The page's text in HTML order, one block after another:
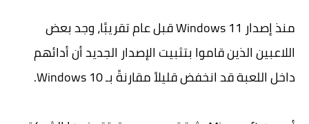
منذ إصدار Windows 11 قبل عام تقريبًا، وجد بعض
اللاعبين الذين قاموا بتثبيت الإصدار الجديد أن أدائهم
داخل اللعبة قد انخفض قليلاً مقارنةً بـ Windows 10.